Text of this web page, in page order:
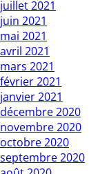
juillet 2021
juin 2021
mai 2021
avril 2021
mars 2021
février 2021
janvier 2021
décembre 2020
novembre 2020
octobre 2020
septembre 2020